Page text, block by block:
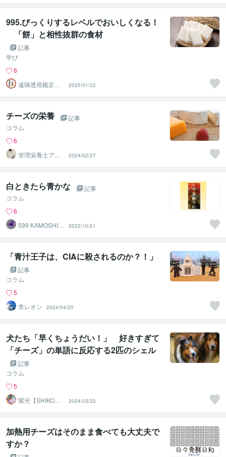
995.びっくりするレベルでおいしくなる！
「餅」と相性抜群の食材
記事
学び
6
遠隔透視鑑定
師・すずか✡
2025/01/22
チーズの栄養
記事
コラム
6
管理栄養士アオ
イ 村中一帆ママ
が楽する食
2024/02/27
白ときたら青かな
記事
コラム
6
599 KAMOSHIK
2022/10/21
「青汁王子は、CIAに殺されるのか？！」
記事
コラム
5
李レオン
2024/04/20
犬たち「早くちょうだい！」 好きすぎて
「チーズ」の単語に反応する2匹のシェル
ティーに「とってもかわいい！」の声
記事
コラム
5
紫光【SHIKO】
遠隔透視鑑定士
2024/03/22
加熱用チーズはそのまま食べても大丈夫で
すか？